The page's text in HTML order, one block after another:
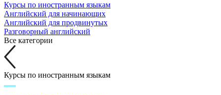
Курсы по иностранным языкам
Английский для начинающих
Английский для продвинутых
Разговорный английский
Все категории
Курсы по иностранным языкам